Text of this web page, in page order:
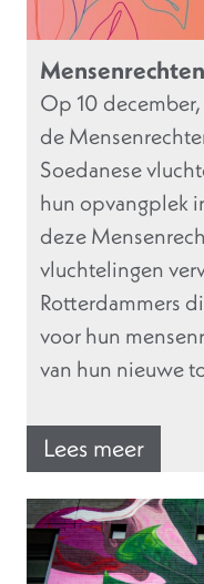
Op 10
de
Soedanese
hun opvangplek
deze
vluchtelingen
Rotterdammers
voor hun
van hun nieuwe
Lees meer